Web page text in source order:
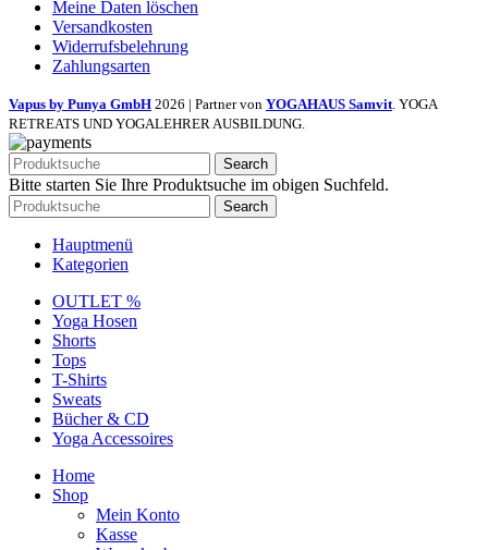
Meine Daten löschen
Versandkosten
Widerrufsbelehrung
Zahlungsarten
Vapus by Punya GmbH 2026 | Partner von YOGAHAUS Samvit. YOGA
RETREATS UND YOGALEHRER AUSBILDUNG.
Search
Bitte starten Sie Ihre Produktsuche im obigen Suchfeld.
Search
Hauptmenü
Kategorien
OUTLET %
Yoga Hosen
Shorts
Tops
T-Shirts
Sweats
Bücher & CD
Yoga Accessoires
Home
Shop
Mein Konto
Kasse